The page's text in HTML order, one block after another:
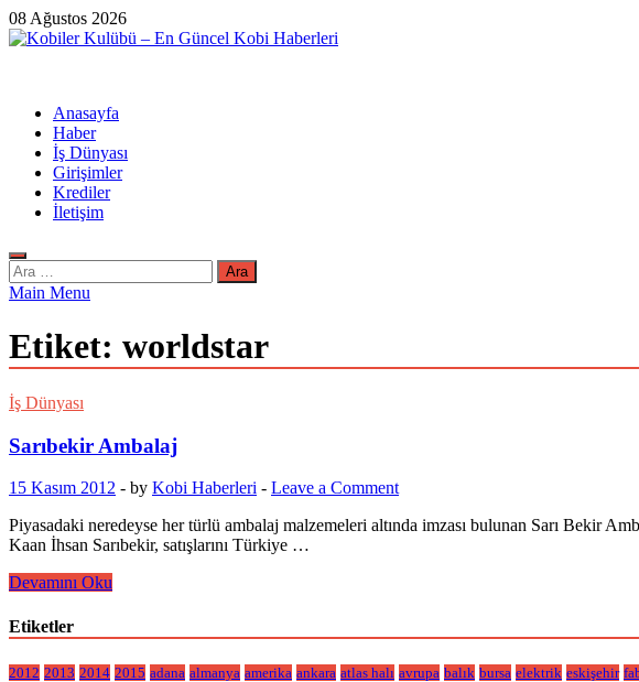
Skip
to
08 Ağustos 2026
Anasayfa
Haber
İş Dünyası
Girişimler
Krediler
İletişim
Arama:
Main Menu
Etiket: worldstar
İş Dünyası
Sarıbekir Ambalaj
15 Kasım 2012 - by Kobi Haberleri - Leave a Comment
Piyasadaki neredeyse her türlü ambalaj malzemeleri altında imzası bulunan Sarı Bekir
Kaan İhsan Sarıbekir, satışlarını Türkiye …
Sarıbekir
Devamını Oku
Etiketler
2012 2013 2014 2015 adana almanya amerika ankara atlas halı avrupa balık bursa elektrik eskişehir